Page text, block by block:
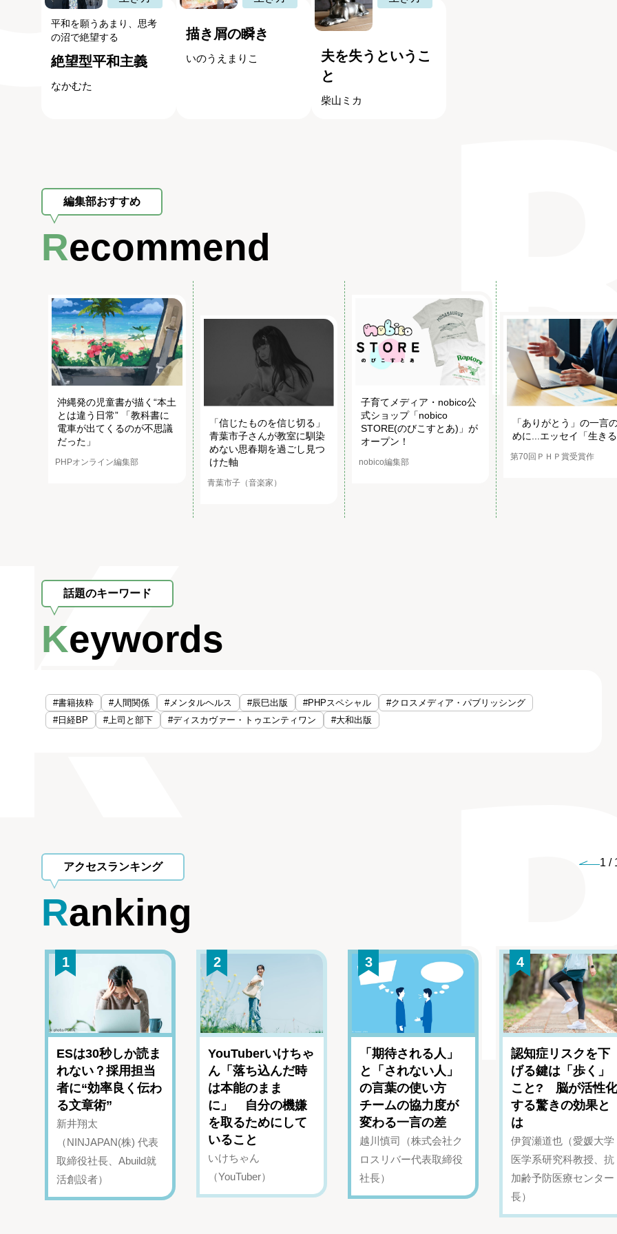
平和を願うあまり、思考
の沼で絶望する
絶望型平和主義
なかむた
描き屑の瞬き
いのうえまりこ
夫を失うというこ
と
柴山ミカ
編集部おすすめ
Recommend
沖縄発の児童書が描く“本土
とは違う日常” 「教科書に
電車が出てくるのが不思議
だった」
PHPオンライン編集部
「信じたものを信じ切る」
青葉市子さんが教室に馴染
めない思春期を過ごし見つ
けた軸
青葉市子（音楽家）
子育てメディア・nobico公
式ショップ「nobico
STORE(のびこすとあ)」が
オープン！
nobico編集部
「ありがとう」の一言
めに...エッセイ「生き
第70回ＰＨＰ賞受賞作
話題のキーワード
Keywords
#書籍抜粋 #人間関係 #メンタルヘルス #辰巳出版 #PHPスペシャル
#クロスメディア・パブリッシング
#日経BP
#上司と部下 #ディスカヴァー・トゥエンティワン #大和出版
アクセスランキング
Ranking
1 /
1
ESは30秒しか読ま
れない？採用担当
者に“効率良く伝わ
る文章術”
新井翔太
（NINJAPAN(株) 代表
取締役社長、Abuild就
活創設者）
2
YouTuberいけちゃ
ん「落ち込んだ時
は本能のまま
に」 自分の機嫌
を取るためにして
いること
いけちゃん
（YouTuber）
3
「期待される人」
と「されない人」
の言葉の使い方
チームの協力度が
変わる一言の差
越川慎司（株式会社ク
ロスリバー代表取締役
社長）
4
認知症リスクを下
げる鍵は「歩く」
こと? 脳が活性化
する驚きの効果と
は
伊賀瀬道也（愛媛大学
医学系研究科教授、抗
加齢予防医療センター
長）